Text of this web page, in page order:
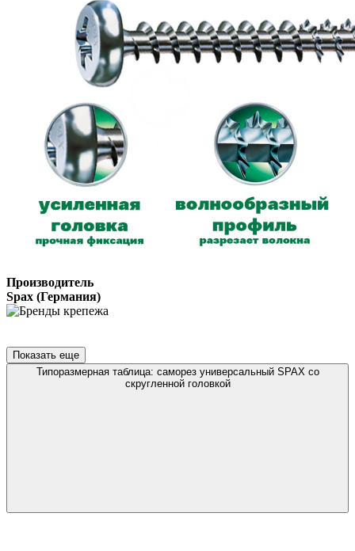
Производитель
Spax (Германия)
Показать еще
Типоразмерная таблица: саморез универсальный SPAX со
скругленной головкой